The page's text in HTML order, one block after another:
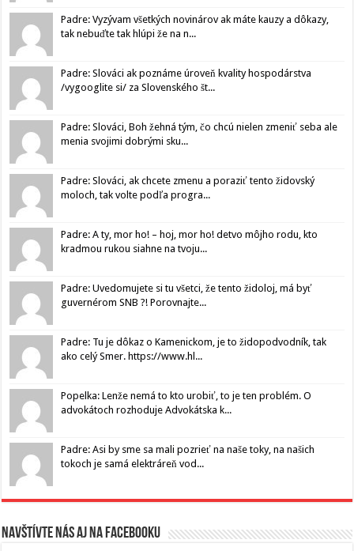
Padre: Vyzývam všetkých novinárov ak máte kauzy a dôkazy,
tak nebuďte tak hlúpi že na n...
Padre: Slováci ak poznáme úroveň kvality hospodárstva
/vygooglite si/ za Slovenského št...
Padre: Slováci, Boh žehná tým, čo chcú nielen zmeniť seba ale
menia svojimi dobrými sku...
Padre: Slováci, ak chcete zmenu a poraziť tento židovský
moloch, tak volte podľa progra...
Padre: A ty, mor ho! – hoj, mor ho! detvo môjho rodu, kto
kradmou rukou siahne na tvoju...
Padre: Uvedomujete si tu všetci, že tento židoloj, má byť
guvernérom SNB ?! Porovnajte...
Padre: Tu je dôkaz o Kamenickom, je to židopodvodník, tak
ako celý Smer. https://www.hl...
Popelka: Lenže nemá to kto urobiť, to je ten problém. O
advokátoch rozhoduje Advokátska k...
Padre: Asi by sme sa mali pozrieť na naše toky, na našich
tokoch je samá elektráreň vod...
Navštívte nás aj na Facebooku